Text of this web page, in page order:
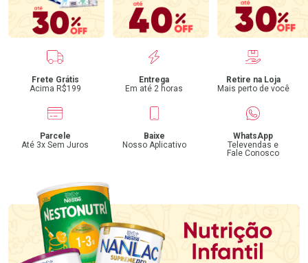
Benefícios
Frete Grátis
Acima R$199
Entrega
Em até 2 horas
Retire na Loja
Mais perto de você
Parcele
Até 3x Sem Juros
Baixe
Nosso Aplicativo
WhatsApp
Televendas e
Fale Conosco